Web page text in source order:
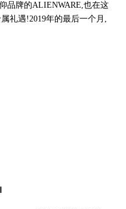
品牌的ALIENWARE,也在这
礼遇!2019年的最后一个月,
Ⅰ